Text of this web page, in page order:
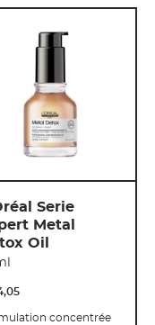
Serie
Metal
Oil
,05
concentrée